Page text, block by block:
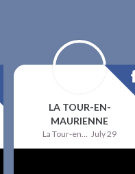
LA TOUR-EN-
MAURIENNE
July 29